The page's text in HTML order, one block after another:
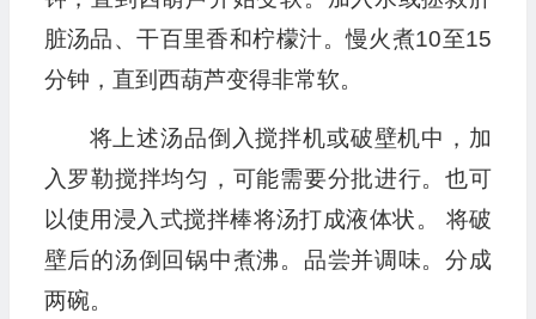
脏汤品、干百里香和柠檬汁。慢火煮10至15
分钟，直到西葫芦变得非常软。
将上述汤品倒入搅拌机或破壁机中，加
入罗勒搅拌均匀，可能需要分批进行。也可
以使用浸入式搅拌棒将汤打成液体状。 将破
壁后的汤倒回锅中煮沸。品尝并调味。分成
两碗。